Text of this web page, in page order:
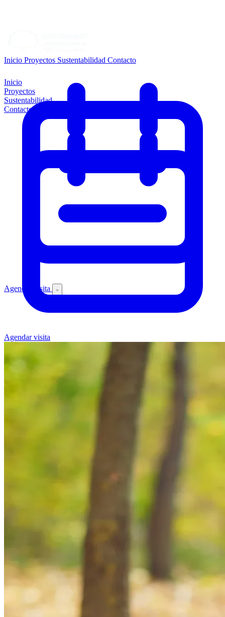
Inicio Proyectos Sustentabilidad Contacto
Agendar visita
Inicio
Proyectos
Sustentabilidad
Contacto
Agendar visita